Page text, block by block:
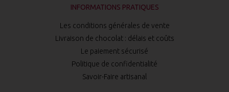
INFORMATIONS PRATIQUES
Les conditions générales de vente
Livraison de chocolat : délais et coûts
Le paiement sécurisé
Politique de confidentialité
Savoir-Faire artisanal